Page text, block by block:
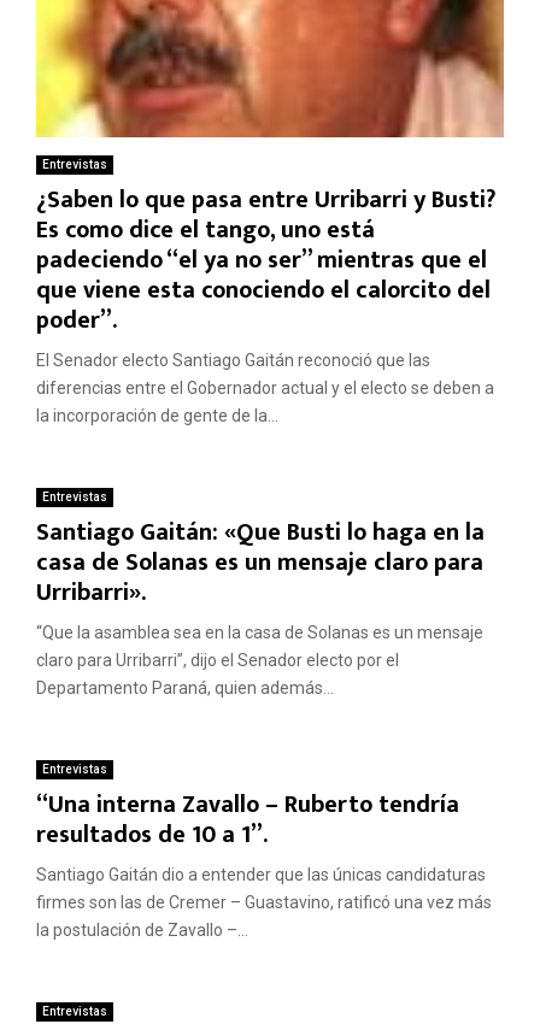
Entrevistas
¿Saben lo que pasa entre Urribarri y Busti?
Es como dice el tango, uno está
padeciendo “el ya no ser” mientras que el
que viene esta conociendo el calorcito del
poder”.
El Senador electo Santiago Gaitán reconoció que las
diferencias entre el Gobernador actual y el electo se deben a
la incorporación de gente de la...
Entrevistas
Santiago Gaitán: «Que Busti lo haga en la
casa de Solanas es un mensaje claro para
Urribarri».
“Que la asamblea sea en la casa de Solanas es un mensaje
claro para Urribarri”, dijo el Senador electo por el
Departamento Paraná, quien además...
Entrevistas
“Una interna Zavallo – Ruberto tendría
resultados de 10 a 1”.
Santiago Gaitán dio a entender que las únicas candidaturas
firmes son las de Cremer – Guastavino, ratificó una vez más
la postulación de Zavallo –...
Entrevistas